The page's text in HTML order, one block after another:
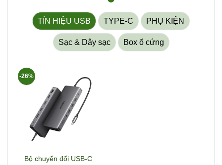
TÍN HIỆU USB TYPE-C PHỤ KIỆN
Sạc & Dây sạc Box ổ cứng
Bộ chuyển đổi USB-C
-26%